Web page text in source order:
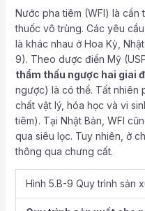
Nước pha tiêm (WFI) là cần
thuốc vô trùng. Các yêu
là khác nhau ở Hoa Kỳ,
9). Theo dược điển Mỹ
thẩm thấu ngược hai giai
ngược) là có thể. Tất nhiên
chất vật lý, hóa học và vi
tiêm). Tại Nhật Bản, WFI
qua siêu lọc. Tuy nhiên, ở
thông qua chưng cất.
Hình 5.B-9 Quy trình sản